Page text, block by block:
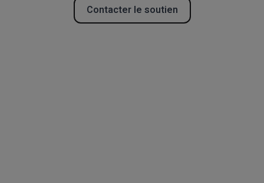
Contacter le soutien